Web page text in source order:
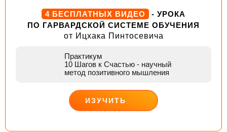
4 БЕСПЛАТНЫХ ВИДЕО
- УРОКА
ПО ГАРВАРДСКОЙ СИСТЕМЕ ОБУЧЕНИЯ
от Ицхака Пинтосевича
Практикум
10 Шагов к Счастью - научный
метод позитивного мышления
ИЗУЧИТЬ